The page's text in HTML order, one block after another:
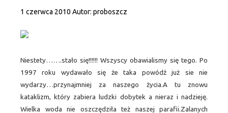
1 czerwca 2010 Autor: proboszcz
Niestety…….stało się!!!!!! Wszyscy obawialismy się tego. Po
1997 roku wydawało się że taka powódź już sie nie
wydarzy…przynajmniej za naszego życia.A tu znowu
kataklizm, który zabiera ludzki dobytek a nieraz i nadzieję.
Wielka woda nie oszczędziła też naszej parafii.Zalanych